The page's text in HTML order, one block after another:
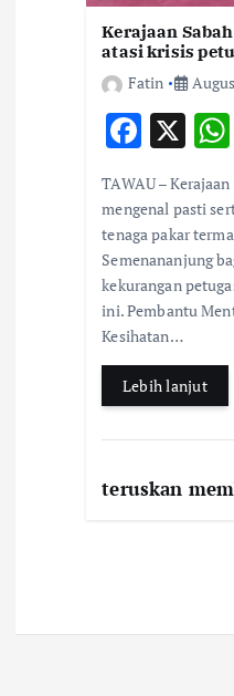
Kerajaan
atasi krisis
Fatin
F
ac
e
b
o
o
k
X
TAWAU –
mengenal pasti
tenaga pakar
Semenananjung
kekurangan
ini. Pembantu
Kesihatan…
Lebih lanjut
teruskan